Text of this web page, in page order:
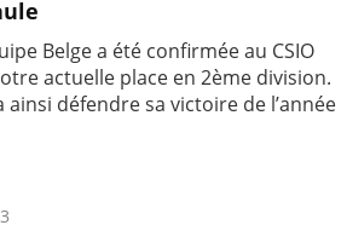
Belge a été confirmée au CSIO
actuelle place en 2ème division.
défendre sa victoire de l’année